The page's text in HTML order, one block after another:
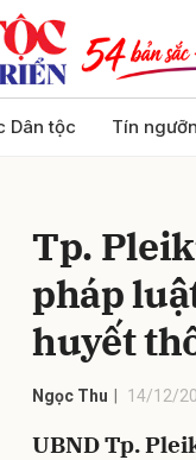
Dân tộc Tín
Tp.
pháp
huyết
Ngọc Thu 14/12/
UBND Tp.